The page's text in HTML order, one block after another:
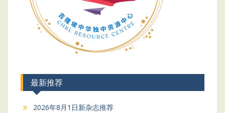
最新推荐
2026年8月1日新杂志推荐